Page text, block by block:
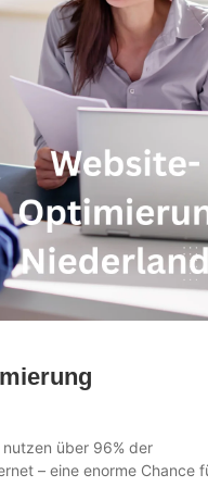
über 96% der
– eine enorme Chance